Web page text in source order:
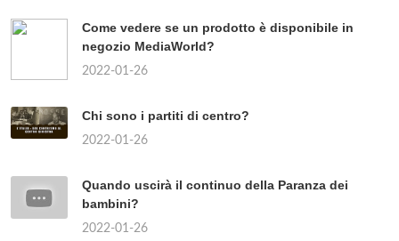
Come vedere se un prodotto è disponibile in
negozio MediaWorld?
2022-01-26
Chi sono i partiti di centro?
2022-01-26
Quando uscirà il continuo della Paranza dei
bambini?
2022-01-26